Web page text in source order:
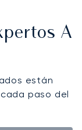
A
están
paso del